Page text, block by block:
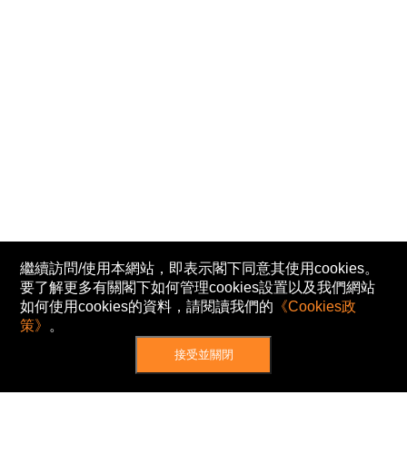
繼續訪問/使用本網站，即表示閣下同意其使用cookies。
要了解更多有關閣下如何管理cookies設置以及我們網站
如何使用cookies的資料，請閱讀我們的 《Cookies政
策》 。
接受並關閉